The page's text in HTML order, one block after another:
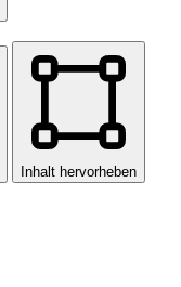
Inhalt hervorheben